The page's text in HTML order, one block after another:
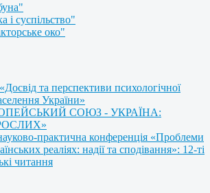
і суспільство"
око"
та перспективи психологічної
України»
СОЮЗ - УКРАЇНА:
практична конференція «Проблеми
реаліях: надії та сподівання»: 12-ті
читання